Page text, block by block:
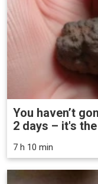
You haven’t
2 days – it's
7 h 10 min